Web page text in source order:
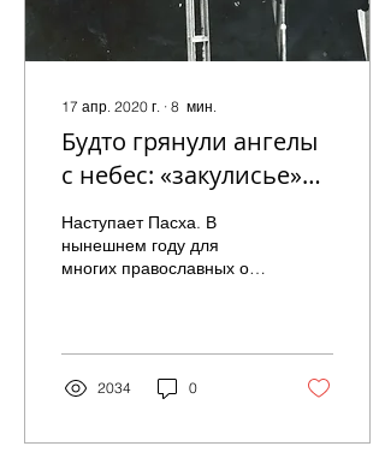
17 апр. 2020 г. ∙ 8 мин.
Будто грянули ангелы
с небес: «закулисье»
церковного хора
Наступает Пасха. В
нынешнем году для
многих православных она
рекомендуется, а...
2034 0